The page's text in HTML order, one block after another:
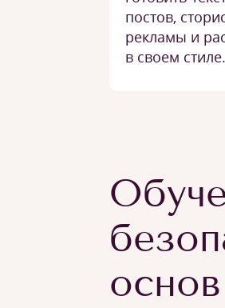
постов,
рекламы и
в своем стиле.